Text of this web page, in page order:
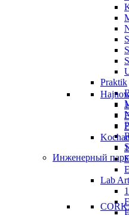
Praktik
Инженерный
Lab